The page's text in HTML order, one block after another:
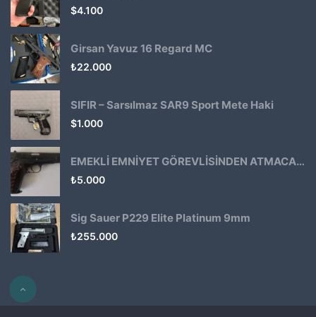
$4.100
Girsan Yavuz 16 Regard MC
₺22.000
SIFIR – Sarsılmaz SAR9 Sport Mete Haki
$1.000
EMEKLİ EMNİYET GÖREVLİSİNDEN ATMACA 53 KLASİK14
₺5.000
Sig Sauer P229 Elite Platinum 9mm
₺255.000